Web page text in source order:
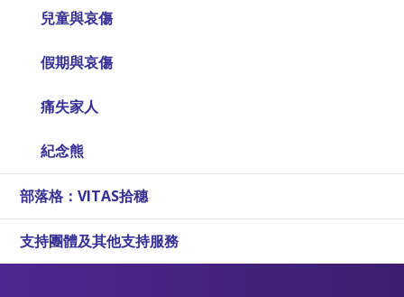
兒童與哀傷
假期與哀傷
痛失家人
紀念熊
部落格：VITAS拾穗
支持團體及其他支持服務